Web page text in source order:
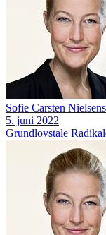
Sofie Carsten
5. juni 2022
Grundlovstale